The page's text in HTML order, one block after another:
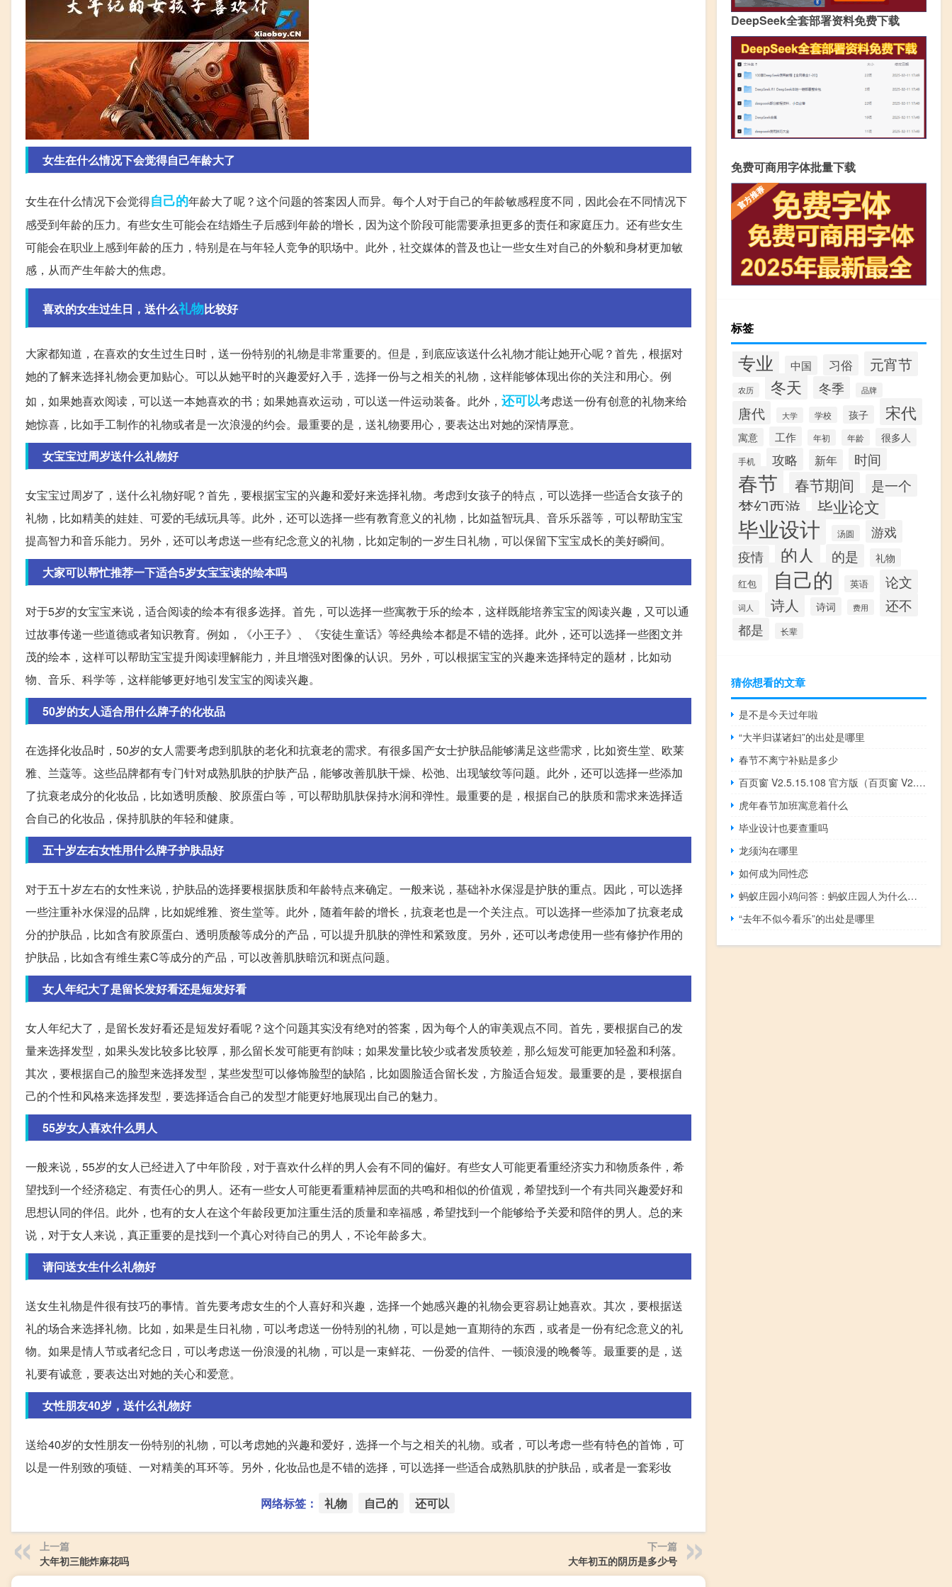
女生在什么情况下会觉得自己年龄大了
女生在什么情况下会觉得自己的年龄大了呢？这个问题的答案因人而异。每个人对于自己的年龄敏感程度不同，因此会在不同情况下
感受到年龄的压力。有些女生可能会在结婚生子后感到年龄的增长，因为这个阶段可能需要承担更多的责任和家庭压力。还有些女生
可能会在职业上感到年龄的压力，特别是在与年轻人竞争的职场中。此外，社交媒体的普及也让一些女生对自己的外貌和身材更加敏
感，从而产生年龄大的焦虑。
喜欢的女生过生日，送什么礼物比较好
大家都知道，在喜欢的女生过生日时，送一份特别的礼物是非常重要的。但是，到底应该送什么礼物才能让她开心呢？首先，根据对
她的了解来选择礼物会更加贴心。可以从她平时的兴趣爱好入手，选择一份与之相关的礼物，这样能够体现出你的关注和用心。例
如，如果她喜欢阅读，可以送一本她喜欢的书；如果她喜欢运动，可以送一件运动装备。此外， 还可以考虑送一份有创意的礼物来给
她惊喜，比如手工制作的礼物或者是一次浪漫的约会。最重要的是，送礼物要用心，要表达出对她的深情厚意。
女宝宝过周岁送什么礼物好
女宝宝过周岁了，送什么礼物好呢？首先，要根据宝宝的兴趣和爱好来选择礼物。考虑到女孩子的特点，可以选择一些适合女孩子的
礼物，比如精美的娃娃、可爱的毛绒玩具等。此外，还可以选择一些有教育意义的礼物，比如益智玩具、音乐乐器等，可以帮助宝宝
提高智力和音乐能力。另外，还可以考虑送一些有纪念意义的礼物，比如定制的一岁生日礼物，可以保留下宝宝成长的美好瞬间。
大家可以帮忙推荐一下适合5岁女宝宝读的绘本吗
对于5岁的女宝宝来说，适合阅读的绘本有很多选择。首先，可以选择一些寓教于乐的绘本，这样既能培养宝宝的阅读兴趣，又可以通
过故事传递一些道德或者知识教育。例如，《小王子》、《安徒生童话》等经典绘本都是不错的选择。此外，还可以选择一些图文并
茂的绘本，这样可以帮助宝宝提升阅读理解能力，并且增强对图像的认识。另外，可以根据宝宝的兴趣来选择特定的题材，比如动
物、音乐、科学等，这样能够更好地引发宝宝的阅读兴趣。
50岁的女人适合用什么牌子的化妆品
在选择化妆品时，50岁的女人需要考虑到肌肤的老化和抗衰老的需求。有很多国产女士护肤品能够满足这些需求，比如资生堂、欧莱
雅、兰蔻等。这些品牌都有专门针对成熟肌肤的护肤产品，能够改善肌肤干燥、松弛、出现皱纹等问题。此外，还可以选择一些添加
了抗衰老成分的化妆品，比如透明质酸、胶原蛋白等，可以帮助肌肤保持水润和弹性。最重要的是，根据自己的肤质和需求来选择适
合自己的化妆品，保持肌肤的年轻和健康。
五十岁左右女性用什么牌子护肤品好
对于五十岁左右的女性来说，护肤品的选择要根据肤质和年龄特点来确定。一般来说，基础补水保湿是护肤的重点。因此，可以选择
一些注重补水保湿的品牌，比如妮维雅、资生堂等。此外，随着年龄的增长，抗衰老也是一个关注点。可以选择一些添加了抗衰老成
分的护肤品，比如含有胶原蛋白、透明质酸等成分的产品，可以提升肌肤的弹性和紧致度。另外，还可以考虑使用一些有修护作用的
护肤品，比如含有维生素C等成分的产品，可以改善肌肤暗沉和斑点问题。
女人年纪大了是留长发好看还是短发好看
女人年纪大了，是留长发好看还是短发好看呢？这个问题其实没有绝对的答案，因为每个人的审美观点不同。首先，要根据自己的发
量来选择发型，如果头发比较多比较厚，那么留长发可能更有韵味；如果发量比较少或者发质较差，那么短发可能更加轻盈和利落。
其次，要根据自己的脸型来选择发型，某些发型可以修饰脸型的缺陷，比如圆脸适合留长发，方脸适合短发。最重要的是，要根据自
己的个性和风格来选择发型，要选择适合自己的发型才能更好地展现出自己的魅力。
55岁女人喜欢什么男人
一般来说，55岁的女人已经进入了中年阶段，对于喜欢什么样的男人会有不同的偏好。有些女人可能更看重经济实力和物质条件，希
望找到一个经济稳定、有责任心的男人。还有一些女人可能更看重精神层面的共鸣和相似的价值观，希望找到一个有共同兴趣爱好和
思想认同的伴侣。此外，也有的女人在这个年龄段更加注重生活的质量和幸福感，希望找到一个能够给予关爱和陪伴的男人。总的来
说，对于女人来说，真正重要的是找到一个真心对待自己的男人，不论年龄多大。
请问送女生什么礼物好
送女生礼物是件很有技巧的事情。首先要考虑女生的个人喜好和兴趣，选择一个她感兴趣的礼物会更容易让她喜欢。其次，要根据送
礼的场合来选择礼物。比如，如果是生日礼物，可以考虑送一份特别的礼物，可以是她一直期待的东西，或者是一份有纪念意义的礼
物。如果是情人节或者纪念日，可以考虑送一份浪漫的礼物，可以是一束鲜花、一份爱的信件、一顿浪漫的晚餐等。最重要的是，送
礼要有诚意，要表达出对她的关心和爱意。
女性朋友40岁，送什么礼物好
送给40岁的女性朋友一份特别的礼物，可以考虑她的兴趣和爱好，选择一个与之相关的礼物。或者，可以考虑一些有特色的首饰，可
以是一件别致的项链、一对精美的耳环等。另外，化妆品也是不错的选择，可以选择一些适合成熟肌肤的护肤品，或者是一套彩妆
网络标签： 礼物 自己的 还可以
上一篇
大年初三能炸麻花吗
下一篇
大年初五的阴历是多少号
DeepSeek全套部署资料免费下载
免费可商用字体批量下载
标签
专业 中国 习俗 元宵节
农历 冬天 冬季 品牌
唐代 大学 学校 孩子 宋代
寓意 工作 年初 年龄 很多人
手机 攻略 新年 时间
春节 春节期间 是一个
梦幻西游 毕业论文
毕业设计 汤圆 游戏
疫情 的人 的是 礼物
红包 自己的 英语 论文
词人 诗人 诗词 费用 还不
都是 长辈
猜你想看的文章
是不是今天过年啦
“大半归谋诸妇”的出处是哪里
春节不离宁补贴是多少
百页窗 V2.5.15.108 官方版（百页窗 V2.5.15.108 官方版功能简介）
虎年春节加班寓意着什么
毕业设计也要查重吗
龙须沟在哪里
如何成为同性恋
蚂蚁庄园小鸡问答：蚂蚁庄园人为什么不会被自己的呼噜声吵醒
“去年不似今看乐”的出处是哪里